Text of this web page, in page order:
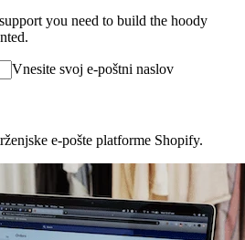
you need to build the hoody
Vnesite svoj e-poštni naslov
e-pošte platforme Shopify.